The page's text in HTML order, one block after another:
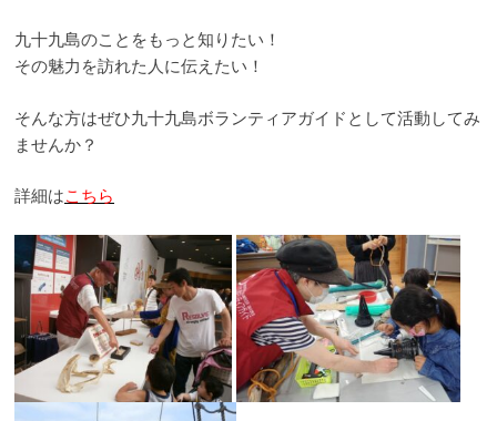
九十九島のことをもっと知りたい！
その魅力を訪れた人に伝えたい！
そんな方はぜひ九十九島ボランティアガイドとして活動してみ
ませんか？
詳細はこちら